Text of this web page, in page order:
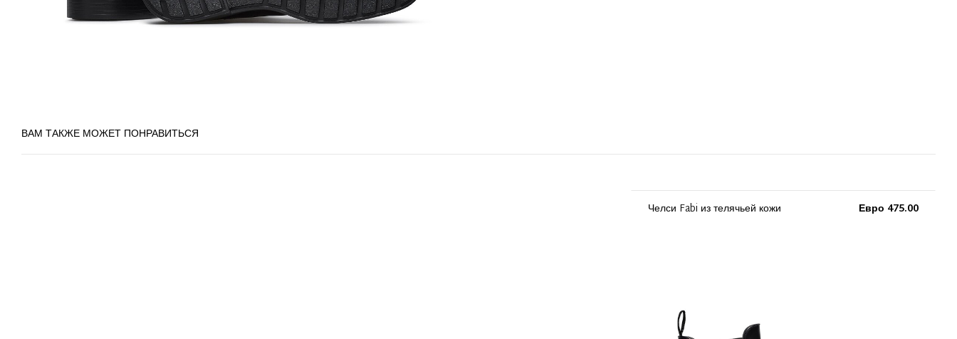
ВАМ ТАКЖЕ МОЖЕТ ПОНРАВИТЬСЯ
Челси Fabi из телячьей кожи Евро 475.00